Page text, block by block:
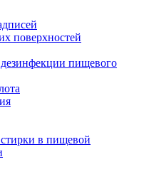
поверхностей
дезинфекции пищевого
стирки в пищевой